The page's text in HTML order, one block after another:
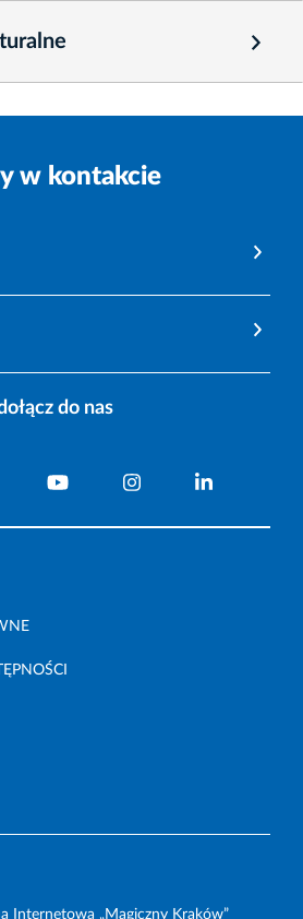
w kontakcie
do nas
Internetowa „Magiczny Kraków”